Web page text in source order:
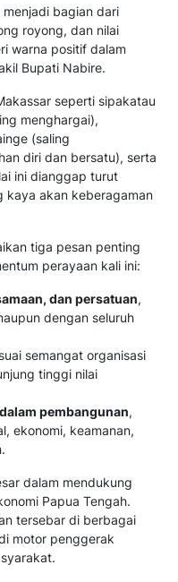
menjadi bagian dari
royong, dan nilai
warna positif dalam
Bupati Nabire.
seperti sipakatau
menghargai),
(saling
diri dan bersatu), serta
ini dianggap turut
kaya akan keberagaman
tiga pesan penting
perayaan kali ini:
dan persatuan,
dengan seluruh
semangat organisasi
tinggi nilai
pembangunan,
ekonomi, keamanan,
dalam mendukung
Papua Tengah.
tersebar di berbagai
motor penggerak